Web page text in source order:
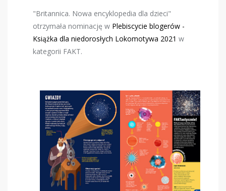
"Britannica. Nowa encyklopedia dla dzieci"
otrzymała nominację w Plebiscycie blogerów -
Książka dla niedorosłych Lokomotywa 2021 w
kategorii FAKT.